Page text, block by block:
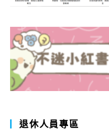
退休人員專區